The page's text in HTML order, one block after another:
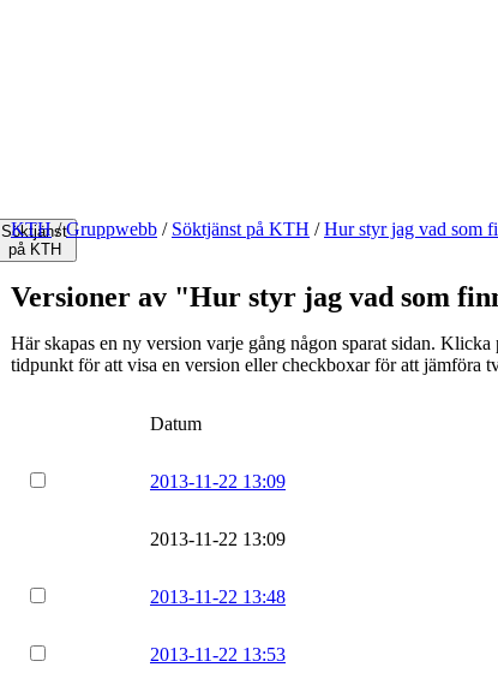
Söktjänst
på KTH
KTH / Gruppwebb / Söktjänst på KTH / Hur styr jag vad som
Versioner av "Hur styr jag vad som
Här skapas en ny version varje gång någon sparat sidan. Klicka
tidpunkt för att visa en version eller checkboxar för att jämföra
Datum
2013-11-22 13:09
2013-11-22 13:09
2013-11-22 13:48
2013-11-22 13:53